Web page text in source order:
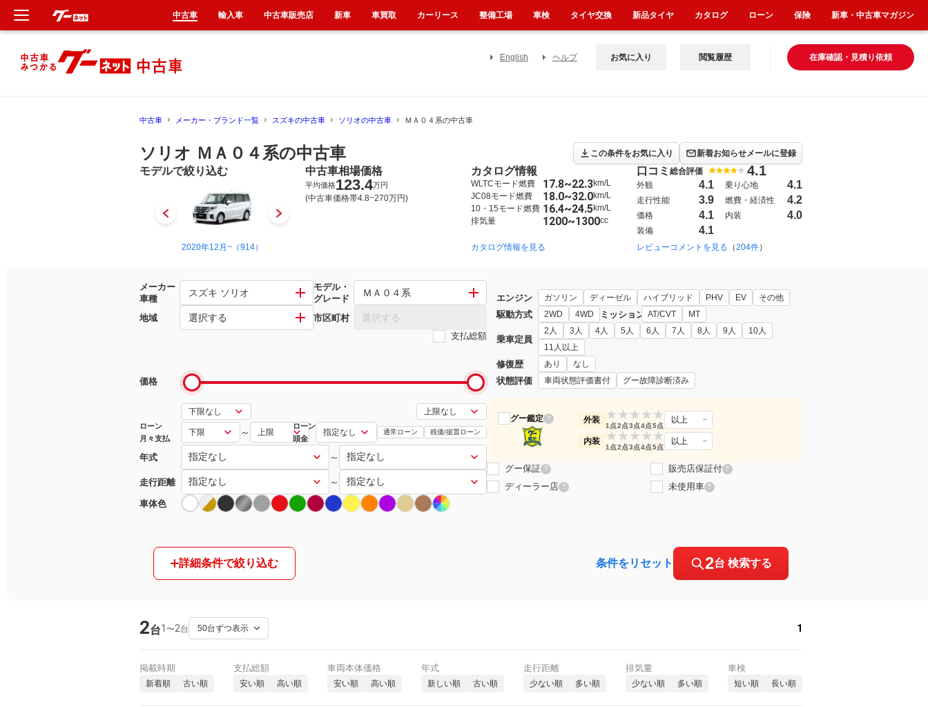
English ヘルプ 在庫確認・見積り依頼
お気に入り 閲覧履歴
中古車 メーカー・ブランド一覧 スズキの中古車 ソリオの中古車 ＭＡ０４系の中古車
ソリオ ＭＡ０４系の中古車 この条件をお気に入り 新着お知らせメールに登録
モデルで絞り込む
2020年12月~（914） 2011年1月~2015年8月（467） 2004年4月~2011年1月（2）
中古車相場価格
平均価格123.4万円
(中古車価格帯4.8~270万円)
カタログ情報
WLTCモード燃費 17.8~22.3km/L
JC08モード燃費
18.0~32.0km/L
10・15モード燃費 16.4~24.5km/L
排気量
1200~1300cc
カタログ情報を見る
口コミ 総合評価 4.1
外観 4.1 乗り心地 4.1
走行性能 3.9 燃費・経済性 4.2
価格 4.1 内装 4.0
装備 4.1
レビューコメントを見る （204件）
メーカー
車種
スズキ ソリオ
モデル・
グレード
ＭＡ０４系
地域 選択する 市区町村 選択する
支払総額
価格
ローン
月々支払
～
ローン
頭金
通常ローン 残価/据置ローン
年式 ～
走行距離 ～
車体色
エンジン ガソリン ディーゼル ハイブリッド PHV EV その他
駆動方式 2WD 4WD ミッション AT/CVT MT
乗車定員
2人 3人 4人 5人 6人 7人 8人 9人
10人
11人以上
修復歴 あり なし
状態評価 車両状態評価書付 グー故障診断済み
グー鑑定 ? 外装 ★
1点
★
2点
★
3点
★
4点
★
5点
以上
内装 ★
1点
★
2点
★
3点
★
4点
★
5点
以上
グー保証 ? 販売店保証付 ?
ディーラー店 ? 未使用車 ?
詳細条件で絞り込む 条件をリセット 2台 検索する
2台1 〜2台 1
掲載時期
新着順 古い順
支払総額
安い順 高い順
車両本体価格
安い順 高い順
年式
新しい順 古い順
走行距離
少ない順 多い順
排気量
少ない順 多い順
車検
短い順 長い順
中古車 輸入車 中古車販売店 新車 車買取 カーリース 整備工場 車検 タイヤ交換 新品タイヤ カタログ ローン 保険 新車・中古車マガジン
新車